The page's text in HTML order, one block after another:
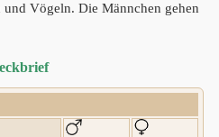
und Vögeln. Die Männchen gehen